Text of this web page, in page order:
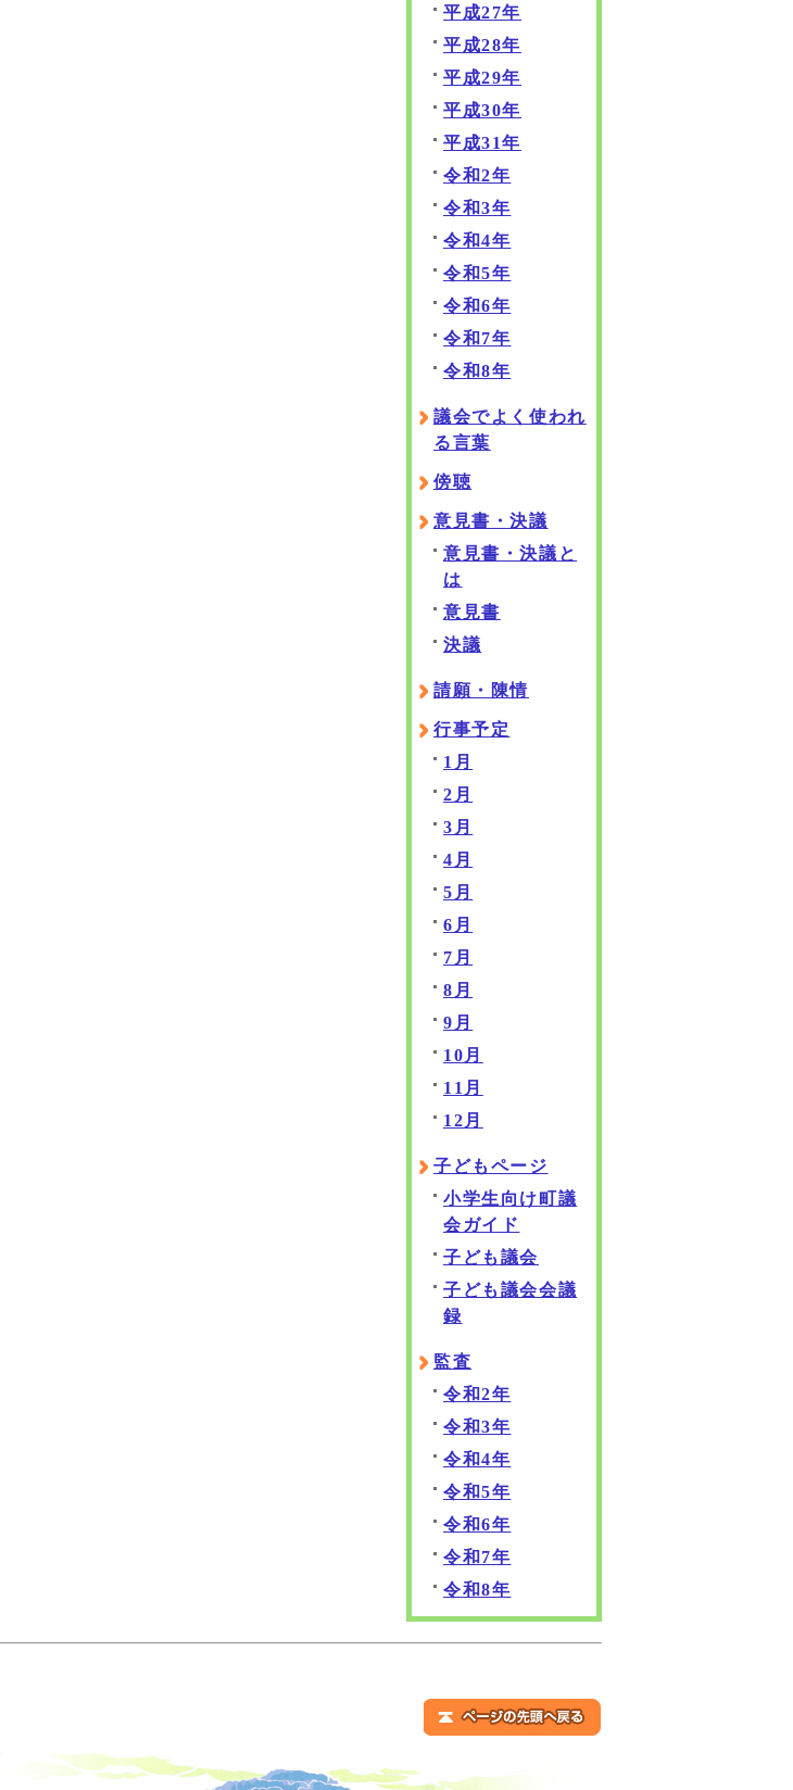
平成27年
平成28年
平成29年
平成30年
平成31年
令和2年
令和3年
令和4年
令和5年
令和6年
令和7年
令和8年
議会でよく使われ
る言葉
傍聴
意見書・決議
意見書・決議と
は
意見書
決議
請願・陳情
行事予定
1月
2月
3月
4月
5月
6月
7月
8月
9月
10月
11月
12月
子どもページ
小学生向け町議
会ガイド
子ども議会
子ども議会会議
録
監査
令和2年
令和3年
令和4年
令和5年
令和6年
令和7年
令和8年